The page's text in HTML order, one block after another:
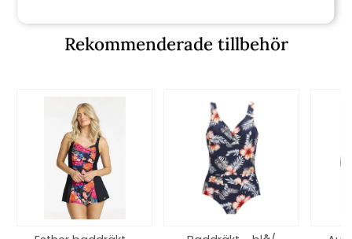
Rekommenderade tillbehör